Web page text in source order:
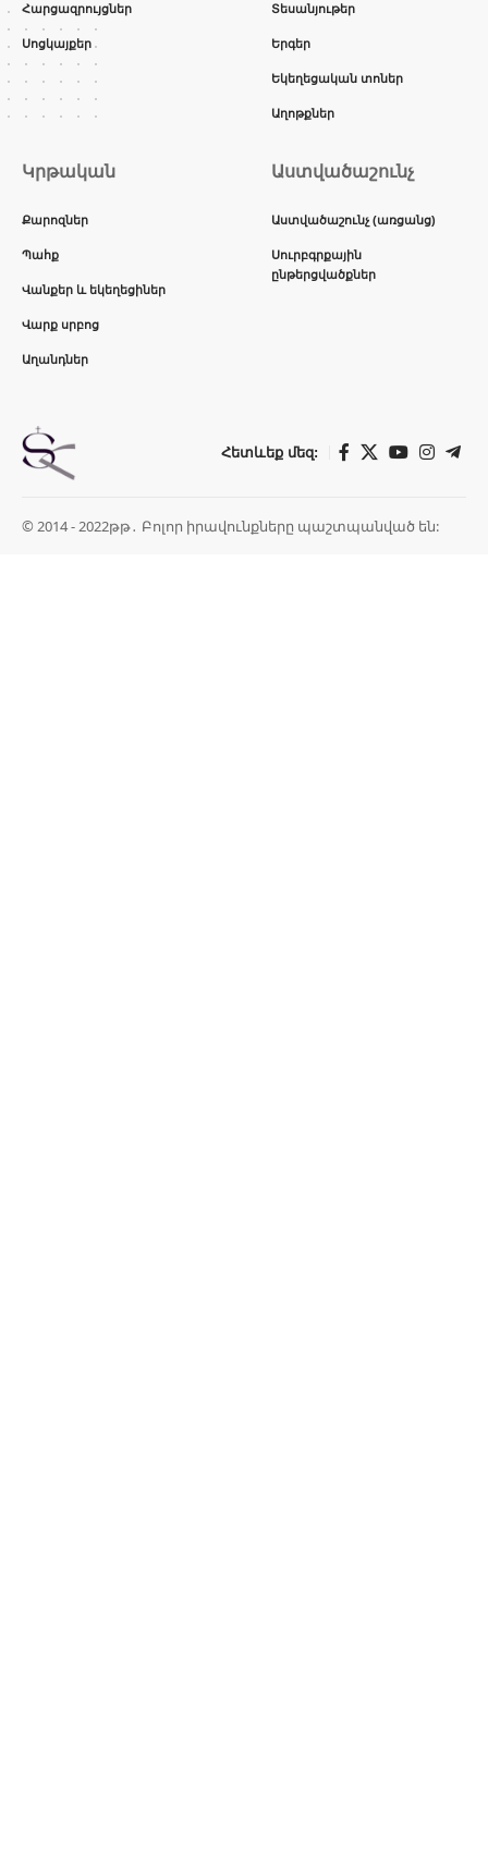
Հարցազրույցներ
Սոցկայքեր
Տեսանյութեր
Երգեր
Եկեղեցական տոներ
Աղոթքներ
Կրթական
Քարոզներ
Պահք
Վանքեր և եկեղեցիներ
Վարք սրբոց
Աղանդներ
Աստվածաշունչ
Աստվածաշունչ (առցանց)
Սուրբգրքային
ընթերցվածքներ
Հետևեք մեզ:
© 2014 - 2022թթ․ Բոլոր իրավունքները պաշտպանված են: